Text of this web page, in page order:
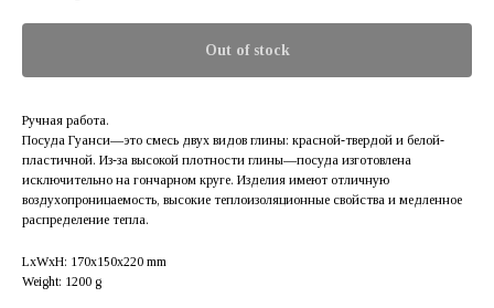
Out of stock
Ручная работа.
Посуда Гуанси—это смесь двух видов глины: красной-твердой и белой-
пластичной. Из-за высокой плотности глины—посуда изготовлена
исключительно на гончарном круге. Изделия имеют отличную
воздухопроницаемость, высокие теплоизоляционные свойства и медленное
распределение тепла.
LxWxH: 170x150x220 mm
Weight: 1200 g